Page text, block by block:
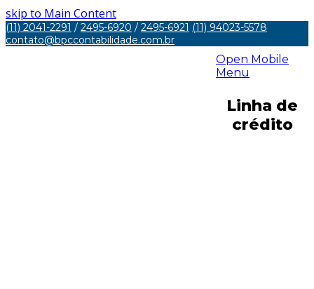
skip to Main Content
(11) 2041-2291 / 2495-6920 / 2495-6921 (11) 94023-5578
contato@bpccontabilidade.com.br
Open Mobile
Menu
Linha de
crédito